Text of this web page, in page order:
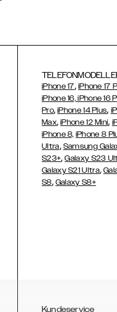
iPhone 17, iPhone 17
iPhone 16, iPhone 16
Pro,iPhone 14 Plus,
Max,iPhone 12 Mini,
iPhone 8, iPhone 8
Ultra, Samsung
S23+,Galaxy S23
Galaxy S21 Ultra,
S8, Galaxy S8+
Kundeservice